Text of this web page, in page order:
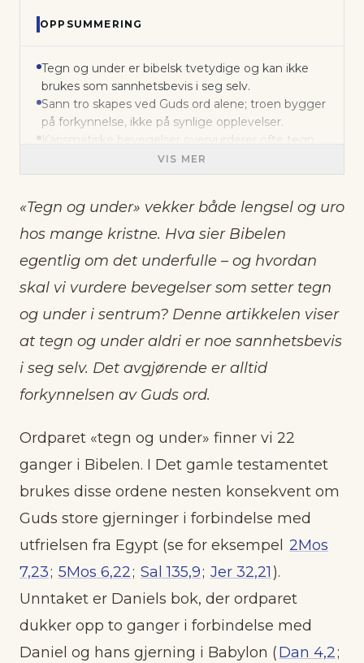
OPPSUMMERING
Tegn og under er bibelsk tvetydige og kan ikke
brukes som sannhetsbevis i seg selv.
Sann tro skapes ved Guds ord alene; troen bygger
på forkynnelse, ikke på synlige opplevelser.
Karismatiske bevegelser overvurderer ofte tegn
og under, nedtoner læren og flytter fokus til
subjektive erfaringer.
evangeliet og rett forvaltning av sakramentene,
ikke mirakler.
Denne oppsummeringen er generert av KI og godkjent av
redaksjonen.
VIS MER
«Tegn og under» vekker både lengsel og uro
hos mange kristne. Hva sier Bibelen
egentlig om det underfulle – og hvordan
skal vi vurdere bevegelser som setter tegn
og under i sentrum? Denne artikkelen viser
at tegn og under aldri er noe sannhetsbevis
i seg selv. Det avgjørende er alltid
forkynnelsen av Guds ord.
Ordparet «tegn og under» finner vi 22
ganger i Bibelen. I Det gamle testamentet
brukes disse ordene nesten konsekvent om
Guds store gjerninger i forbindelse med
utfrielsen fra Egypt (se for eksempel 2Mos
7,23; 5Mos 6,22; Sal 135,9; Jer 32,21 ).
Unntaket er Daniels bok, der ordparet
dukker opp to ganger i forbindelse med
Daniel og hans gjerning i Babylon (Dan 4,2;